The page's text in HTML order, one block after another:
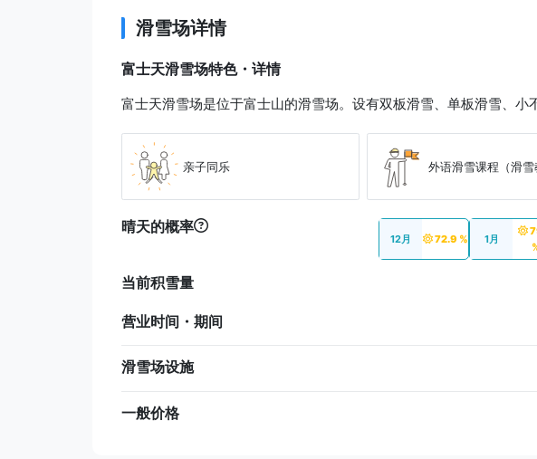
滑雪场详情
富士天滑雪场特色・详情
富士天滑雪场是位于富士山的滑雪场。设有双板滑雪、单板滑雪、
亲子同乐 外语滑雪课程（滑雪
晴天的概率
12月 72.9 % 1月
当前积雪量
营业时间・期间
滑雪场设施
一般价格